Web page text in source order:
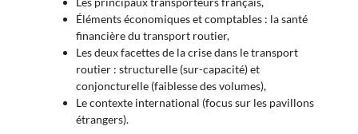
Éléments économiques et comptables : la santé
financière du transport routier,
Les deux facettes de la crise dans le transport
routier : structurelle (sur-capacité) et
conjoncturelle (faiblesse des volumes),
Le contexte international (focus sur les pavillons
étrangers).